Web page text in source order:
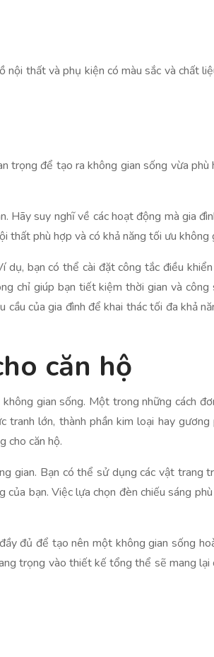
thất và phụ kiện có màu sắc và chất
để tạo ra không gian sống vừa phù
Hãy suy nghĩ về các hoạt động mà gia
thất phù hợp và có khả năng tối ưu không
bạn có thể cài đặt công tắc điều
chỉ giúp bạn tiết kiệm thời gian và
của gia đình để khai thác tối đa khả
căn hộ
gian sống. Một trong những cách
lớn, thành phần kim loại hay gương
cho căn hộ.
gian. Bạn có thể sử dụng các vật trang
bạn. Việc lựa chọn đèn chiếu sáng
đủ để tạo nên một không gian sống
trọng vào thiết kế tổng thể sẽ mang lại